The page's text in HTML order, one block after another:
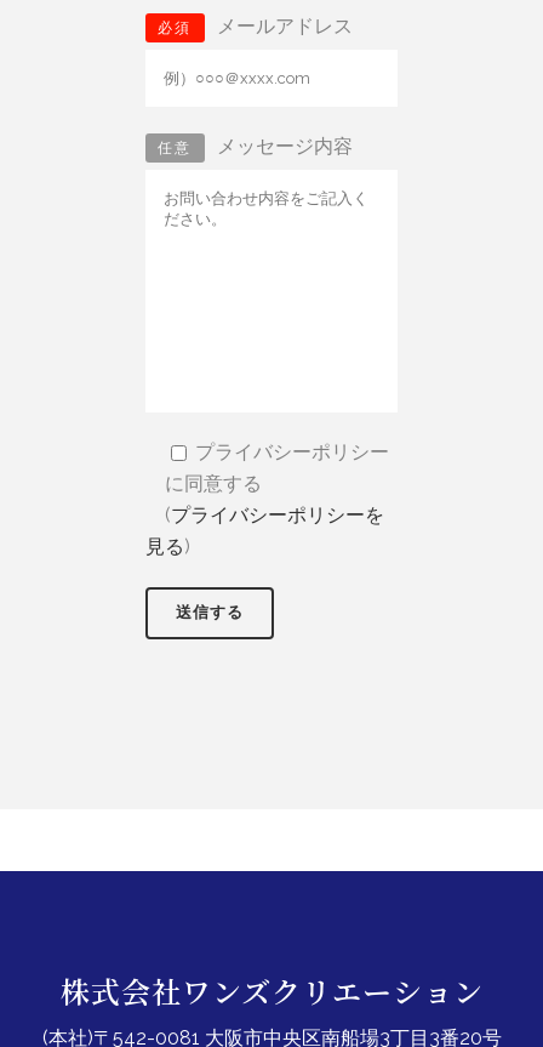
必須 メールアドレス
任意 メッセージ内容
プライバシーポリシー
に同意する
(プライバシーポリシーを
見る)
株式会社ワンズクリエーション
(本社)〒542-0081 大阪市中央区南船場3丁目3番20号